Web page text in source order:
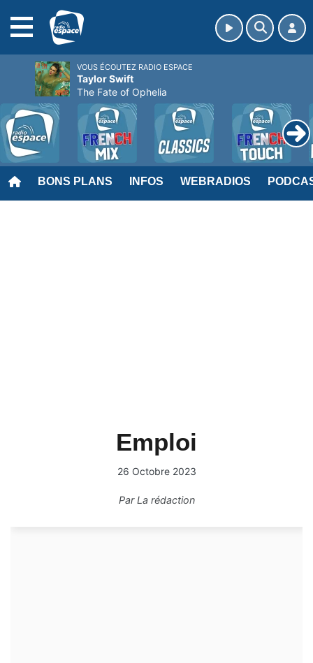
BONS PLANS INFOS WEBRADIOS
Emploi
26 Octobre 2023
ParLa rédaction
VOUS ÉCOUTEZ RADIO ESPACE
Taylor Swift
The Fate of Ophelia